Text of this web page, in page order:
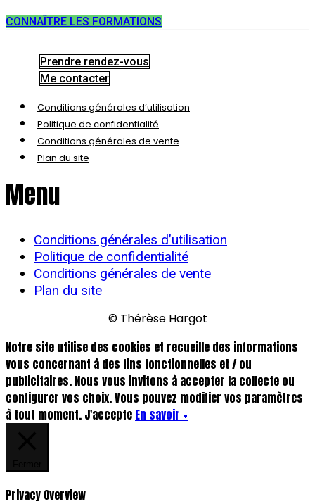
CONNAÎTRE LES FORMATIONS
Prendre rendez-vous
Me contacter
Conditions générales d’utilisation
Politique de confidentialité
Conditions générales de vente
Plan du site
Menu
Conditions générales d’utilisation
Politique de confidentialité
Conditions générales de vente
Plan du site
© Thérèse Hargot
Notre site utilise des cookies et recueille des informations
vous concernant à des fins fonctionnelles et / ou
publicitaires. Nous vous invitons à accepter la collecte ou
configurer vos choix. Vous pouvez modifier vos paramètres
à tout moment. J'accepte En savoir +
Privacy Overview